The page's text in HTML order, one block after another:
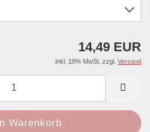
14,49 EUR
inkl. 19% MwSt. zzgl. Versand